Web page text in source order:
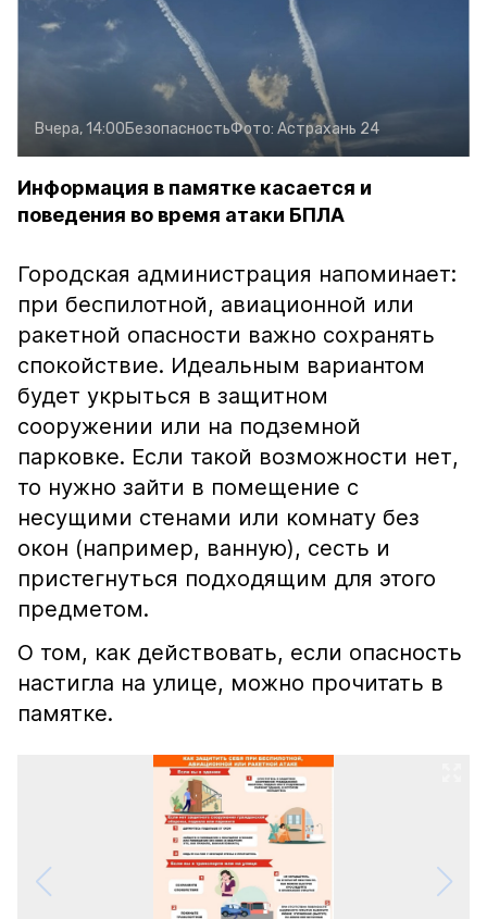
Вчера, 14:00БезопасностьФото: Астрахань 24
Информация в памятке касается и
поведения во время атаки БПЛА
Городская администрация напоминает:
при беспилотной, авиационной или
ракетной опасности важно сохранять
спокойствие. Идеальным вариантом
будет укрыться в защитном
сооружении или на подземной
парковке. Если такой возможности нет,
то нужно зайти в помещение с
несущими стенами или комнату без
окон (например, ванную), сесть и
пристегнуться подходящим для этого
предметом.
О том, как действовать, если опасность
настигла на улице, можно прочитать в
памятке.